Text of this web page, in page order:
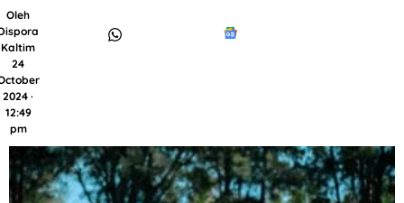
Oleh
Kaltim
24
2024 ·
12:49
pm